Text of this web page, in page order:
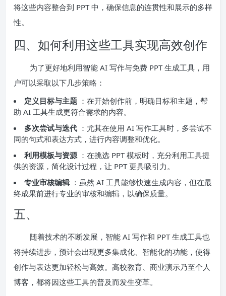
将这些内容整合到 PPT 中，确保信息的连贯性和展示的多样
性。
四、如何利用这些工具实现高效创作
为了更好地利用智能 AI 写作与免费 PPT 生成工具，用
户可以采取以下几步策略：
定义目标与主题 ：在开始创作前，明确目标和主题，帮
助 AI 工具生成更符合需求的内容。
多次尝试与迭代 ：尤其在使用 AI 写作工具时，多尝试不
同的句式和表达方式，进行内容调整和优化。
利用模板与资源 ：在挑选 PPT 模板时，充分利用工具提
供的资源，简化设计过程，让 PPT 更具吸引力。
专业审核编辑 ：虽然 AI 工具能够快速生成内容，但在最
终成果前进行专业的审核和编辑，以确保质量。
五、
随着技术的不断发展，智能 AI 写作和 PPT 生成工具也
将持续进步，预计会出现更多集成化、智能化的功能，使得
创作与表达更加轻松与高效。高校教育、商业演示乃至个人
博客，都将因这些工具的普及而发生变革。